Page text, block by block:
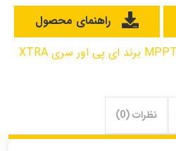
راهنمای محصول
نظرات (0)